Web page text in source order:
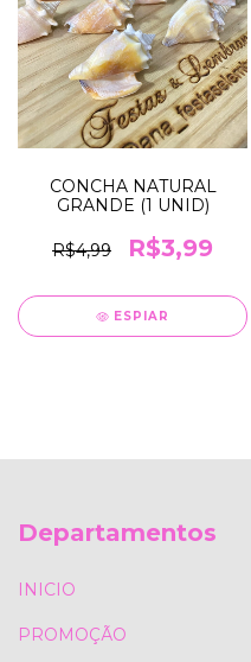
CONCHA NATURAL
GRANDE (1 UNID)
R$4,99 R$3,99
ESPIAR
Departamentos
INICIO
PROMOÇÃO